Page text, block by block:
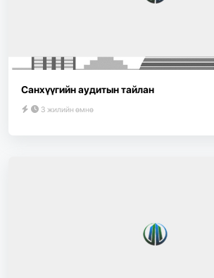
Санхүүгийн аудитын тайлан
3 жилийн өмнө